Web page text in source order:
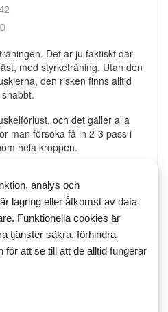
0
Det är ju faktiskt där
med styrketräning. Utan den
den risken finns alltid
och det gäller alla
man försöka få in 2-3 pass i
hela kroppen.
analys och
lagring eller åtkomst av data
Funktionella cookies är
tjänster säkra, förhindra
att se till att de alltid fungerar